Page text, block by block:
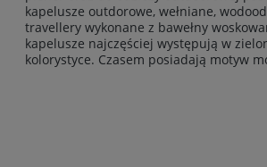
kapelusze outdorowe, wełniane,
travellery wykonane z bawełny
kapelusze najczęściej występują w
kolorystyce. Czasem posiadają motyw